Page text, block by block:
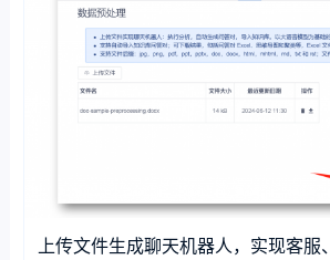
上传文件生成聊天机器人，实现客服